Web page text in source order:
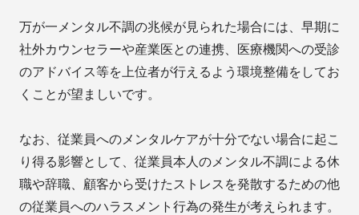
万が一メンタル不調の兆候が見られた場合には、早期に
社外カウンセラーや産業医との連携、医療機関への受診
のアドバイス等を上位者が行えるよう環境整備をしてお
くことが望ましいです。
なお、従業員へのメンタルケアが十分でない場合に起こ
り得る影響として、従業員本人のメンタル不調による休
職や辞職、顧客から受けたストレスを発散するための他
の従業員へのハラスメント行為の発生が考えられます。